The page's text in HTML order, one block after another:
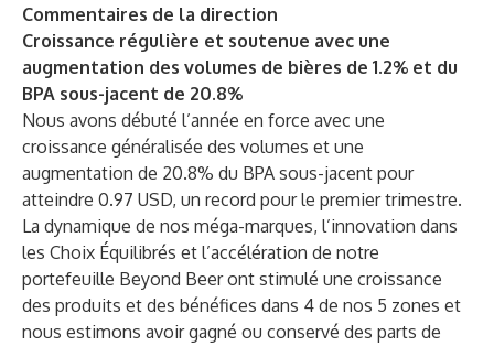
Commentaires de la direction
Croissance régulière et soutenue avec une
augmentation des volumes de bières de 1.2% et du
BPA sous-jacent de 20.8%
Nous avons débuté l’année en force avec une
croissance généralisée des volumes et une
augmentation de 20.8% du BPA sous-jacent pour
atteindre 0.97 USD, un record pour le premier trimestre.
La dynamique de nos méga-marques, l’innovation dans
les Choix Équilibrés et l’accélération de notre
portefeuille Beyond Beer ont stimulé une croissance
des produits et des bénéfices dans 4 de nos 5 zones et
nous estimons avoir gagné ou conservé des parts de